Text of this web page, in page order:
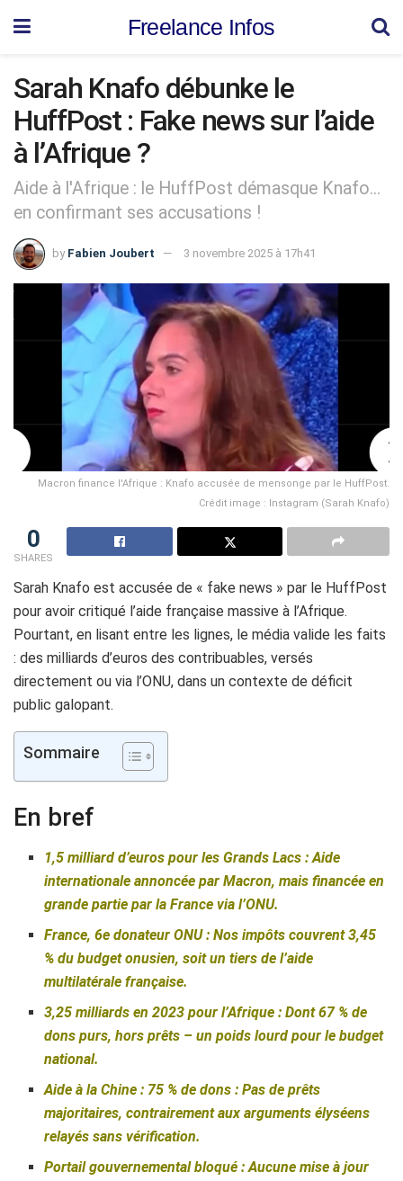
Freelance Infos
Sarah Knafo débunke le
HuffPost : Fake news sur l’aide
à l’Afrique ?
Aide à l'Afrique : le HuffPost démasque Knafo...
en confirmant ses accusations !
by Fabien Joubert 3 novembre 2025 à 17h41
Macron finance l'Afrique : Knafo accusée de mensonge par le HuffPost.
Crédit image : Instagram (Sarah Knafo)
0
SHARES
Sarah Knafo est accusée de « fake news » par le HuffPost
pour avoir critiqué l’aide française massive à l’Afrique.
Pourtant, en lisant entre les lignes, le média valide les faits
: des milliards d’euros des contribuables, versés
directement ou via l’ONU, dans un contexte de déficit
public galopant.
Sommaire
En bref
1,5 milliard d’euros pour les Grands Lacs : Aide
internationale annoncée par Macron, mais financée en
grande partie par la France via l’ONU.
France, 6e donateur ONU : Nos impôts couvrent 3,45
% du budget onusien, soit un tiers de l’aide
multilatérale française.
3,25 milliards en 2023 pour l’Afrique : Dont 67 % de
dons purs, hors prêts – un poids lourd pour le budget
national.
Aide à la Chine : 75 % de dons : Pas de prêts
majoritaires, contrairement aux arguments élyséens
relayés sans vérification.
Portail gouvernemental bloqué : Aucune mise à jour